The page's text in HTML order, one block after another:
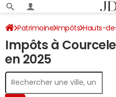
Patrimoine Impôts Hauts-
Courcelette Impôt sur le revenu
Impôts à
en 2025